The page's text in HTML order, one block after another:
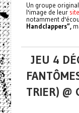
Un groupe
l'image de leur
notamment
Handclappers”,
JEU 4
TRIER) @